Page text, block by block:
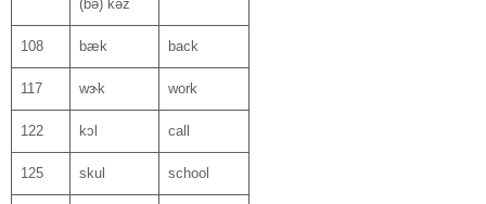
(bə) kəz
108 bæk back
117 wɝk work
122 kɔl call
125 skul school